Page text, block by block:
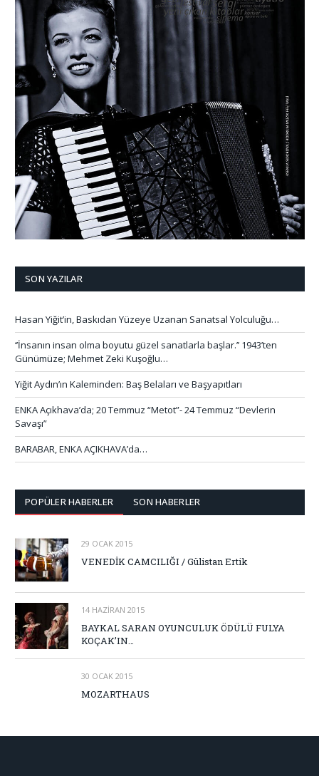
SON YAZILAR
Hasan Yiğit’in, Baskıdan Yüzeye Uzanan Sanatsal Yolculuğu…
‘’İnsanın insan olma boyutu güzel sanatlarla başlar.’’ 1943’ten
Günümüze; Mehmet Zeki Kuşoğlu…
Yiğit Aydın’ın Kaleminden: Baş Belaları ve Başyapıtları
ENKA Açıkhava’da; 20 Temmuz “Metot”- 24 Temmuz “Devlerin
Savaşı”
BARABAR, ENKA AÇIKHAVA’da…
POPÜLER HABERLER SON HABERLER
29 OCAK 2015
VENEDİK CAMCILIĞI / Gülistan Ertik
14 HAZIRAN 2015
BAYKAL SARAN OYUNCULUK ÖDÜLÜ FULYA
KOÇAK’IN…
30 OCAK 2015
MOZARTHAUS